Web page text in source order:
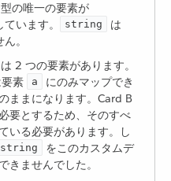
の唯一の要素が
います。​ string ​ は ​
。
2 つの要素があります。
要素 a
​ にのみマップでき
ままになります。Card B
要とするため、そのすべ
いる必要があります。し
string
​ をこのカスタムデ
きませんでした。